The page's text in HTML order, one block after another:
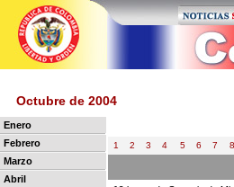
Octubre de 2004
Enero
Febrero
Marzo
Abril
1 2 3 4 5 6 7 8